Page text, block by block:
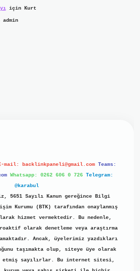
için Kurt
admin
mail: backlinkpaneli@gmail.com Teams:
Whatsapp: 0262 606 0 726 Telegram:
@karabul
5651 Sayılı Kanun gereğince Bilgi
Kurumu (BTK) tarafından onaylanmış
hizmet vermektedir. Bu nedenle,
olarak denetleme veya araştırma
Ancak, üyelerimiz yazdıkları
taşımakta olup, siteye üye olarak
etmiş sayılırlar. Bu internet sitesi,